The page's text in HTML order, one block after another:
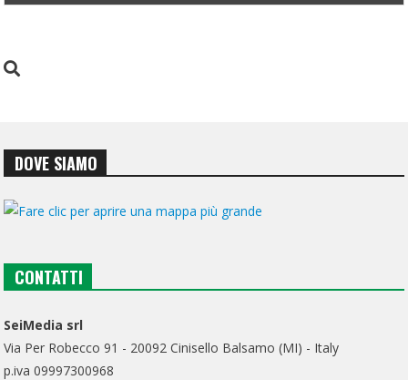
DOVE SIAMO
CONTATTI
SeiMedia srl
Via Per Robecco 91 - 20092 Cinisello Balsamo (MI) - Italy
p.iva 09997300968